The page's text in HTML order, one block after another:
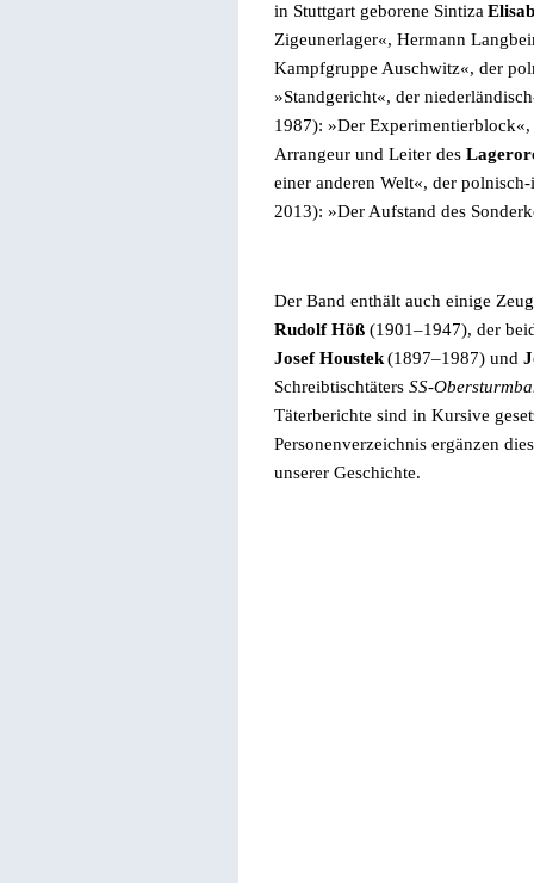
in Stuttgart geborene Sintiza
Zigeunerlager«, Hermann
Kampfgruppe Auschwitz«, der
»Standgericht«, der
1987): »Der
Arrangeur und Leiter des
einer anderen Welt«, der
2013): »Der Aufstand des
Der Band enthält auch einige
Rudolf Höß (1901–1947), der
Josef Houstek(1897–1987) und
Schreibtischtäters SS-
Täterberichte sind in Kursive
Personenverzeichnis ergänzen
unserer Geschichte.